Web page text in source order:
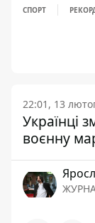
СПОРТ
22:01, 13
Українці
воєнну